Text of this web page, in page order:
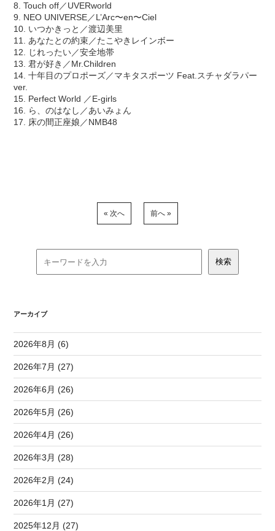
8. Touch off／UVERworld
9. NEO UNIVERSE／L’Arc〜en〜Ciel
10. いつかきっと／渡辺美里
11. あなたとの約束／たこやきレインボー
12. じれったい／安全地帯
13. 君が好き／Mr.Children
14. 十年目のプロポーズ／マキタスポーツ Feat.スチャダラパー
ver.
15. Perfect World ／E-girls
16. ら、のはなし／あいみょん
17. 床の間正座娘／NMB48
« 次へ 前へ »
アーカイブ
2026年8月 (6)
2026年7月 (27)
2026年6月 (26)
2026年5月 (26)
2026年4月 (26)
2026年3月 (28)
2026年2月 (24)
2026年1月 (27)
2025年12月 (27)